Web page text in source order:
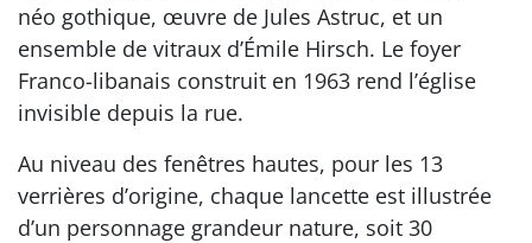
néo gothique, œuvre de Jules Astruc, et un
ensemble de vitraux d’Émile Hirsch. Le foyer
Franco-libanais construit en 1963 rend l’église
invisible depuis la rue.
Au niveau des fenêtres hautes, pour les 13
verrières d’origine, chaque lancette est illustrée
d’un personnage grandeur nature, soit 30